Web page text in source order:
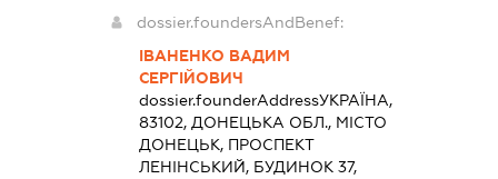
dossier.foundersAndBenef:
ІВАНЕНКО ВАДИМ
СЕРГІЙОВИЧ
dossier.founderAddressУКРАЇНА,
83102, ДОНЕЦЬКА ОБЛ., МІСТО
ДОНЕЦЬК, ПРОСПЕКТ
ЛЕНІНСЬКИЙ, БУДИНОК 37,